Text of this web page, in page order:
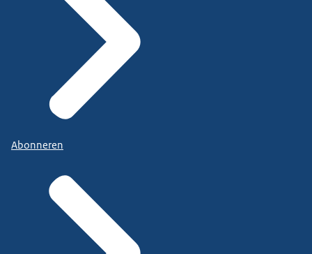
Abonneren